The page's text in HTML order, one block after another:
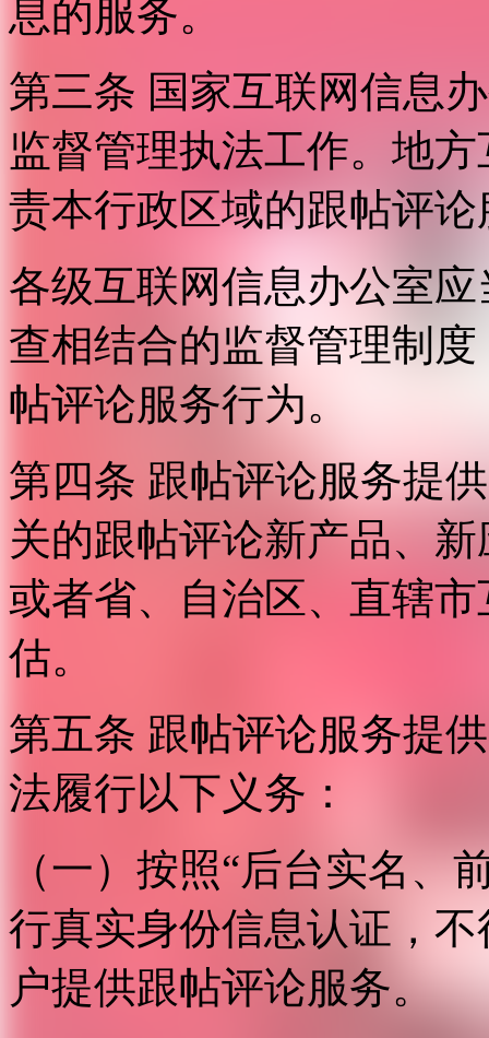
息的服务。
第三条 国家互联网信息
监督管理执法工作。地
责本行政区域的跟帖评
各级互联网信息办公室
查相结合的监督管理制
帖评论服务行为。
第四条 跟帖评论服务提
关的跟帖评论新产品、
或者省、自治区、直辖
估。
第五条 跟帖评论服务提
法履行以下义务：
（一）按照“后台实名、
行真实身份信息认证，
户提供跟帖评论服务。